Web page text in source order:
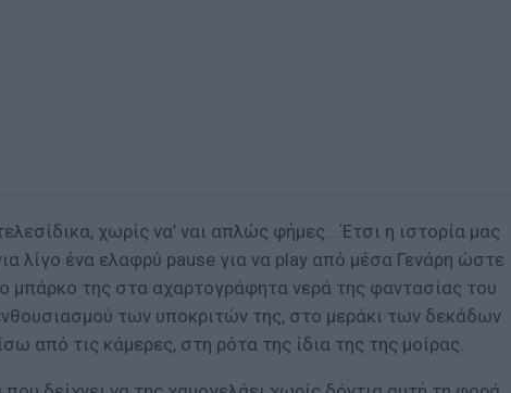
χωρίς να’ ναι απλώς φήμες… Έτσι η ιστορία μας
λίγο ένα ελαφρύ pause για να play από μέσα Γενάρη ώστε
μπάρκο της στα αχαρτογράφητα νερά της φαντασίας του
των υποκριτών της, στο μεράκι των δεκάδων
από τις κάμερες, στη ρότα της ίδια της της μοίρας.